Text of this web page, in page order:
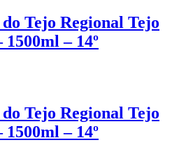
Tejo Regional Tejo
– 14º
Tejo Regional Tejo
– 14º